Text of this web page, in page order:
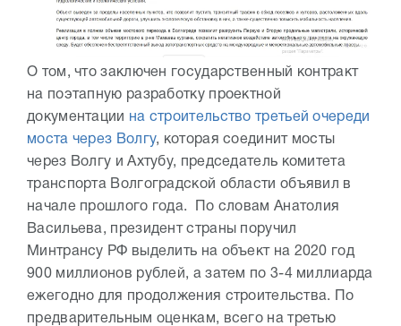
О том, что заключен государственный контракт
на поэтапную разработку проектной
документации на строительство третьей очереди
моста через Волгу, которая соединит мосты
через Волгу и Ахтубу, председатель комитета
транспорта Волгоградской области объявил в
начале прошлого года. По словам Анатолия
Васильева, президент страны поручил
Минтрансу РФ выделить на объект на 2020 год
900 миллионов рублей, а затем по 3-4 миллиарда
ежегодно для продолжения строительства. По
предварительным оценкам, всего на третью